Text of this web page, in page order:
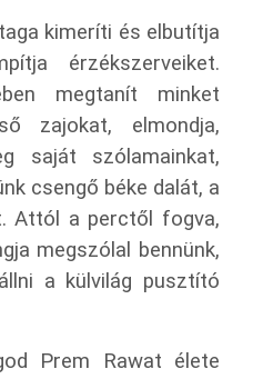
kimeríti és elbutítja
érzékszerveiket.
megtanít minket
zajokat, elmondja,
saját szólamainkat,
csengő béke dalát, a
Attól a perctől fogva,
megszólal bennünk,
a külvilág pusztító
Prem Rawat élete